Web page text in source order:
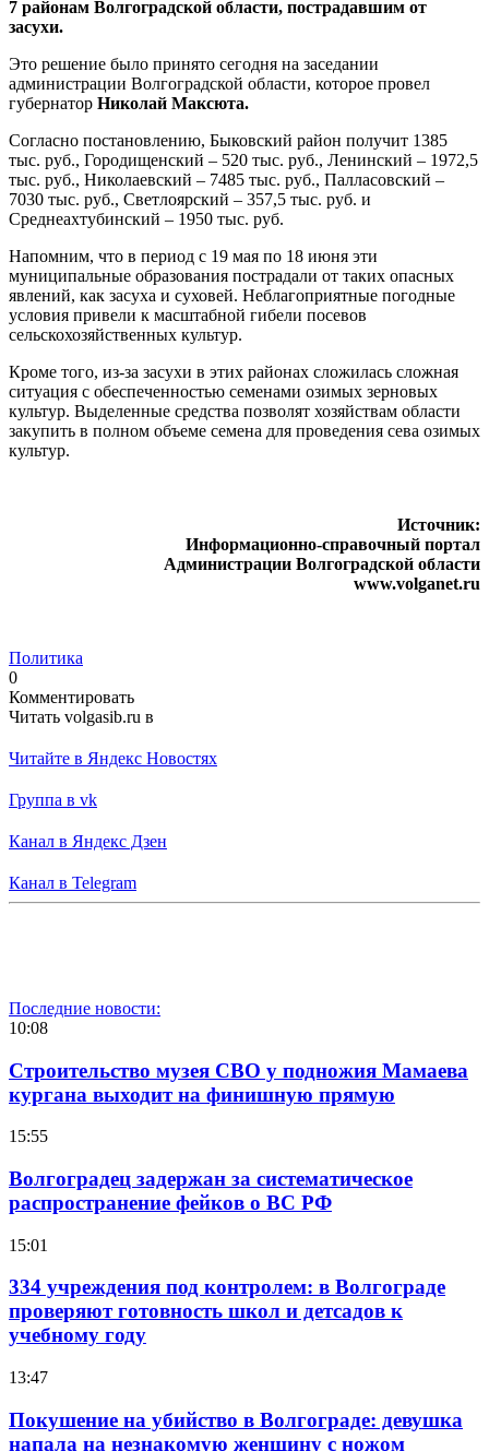
7 районам Волгоградской области, пострадавшим от
засухи.
Это решение было принято сегодня на заседании
администрации Волгоградской области, которое провел
губернатор Николай Максюта.
Согласно постановлению, Быковский район получит 1385
тыс. руб., Городищенский – 520 тыс. руб., Ленинский – 1972,5
тыс. руб., Николаевский – 7485 тыс. руб., Палласовский –
7030 тыс. руб., Светлоярский – 357,5 тыс. руб. и
Среднеахтубинский – 1950 тыс. руб.
Напомним, что в период с 19 мая по 18 июня эти
муниципальные образования пострадали от таких опасных
явлений, как засуха и суховей. Неблагоприятные погодные
условия привели к масштабной гибели посевов
сельскохозяйственных культур.
Кроме того, из-за засухи в этих районах сложилась сложная
ситуация с обеспеченностью семенами озимых зерновых
культур. Выделенные средства позволят хозяйствам области
закупить в полном объеме семена для проведения сева озимых
культур.
Источник:
Информационно-справочный портал
Администрации Волгоградской области
www.volganet.ru
Политика
0
Комментировать
Читать volgasib.ru в
Читайте в Яндекс Новостях
Группа в vk
Канал в Яндекс Дзен
Канал в Telegram
Последние новости:
10:08
Строительство музея СВО у подножия Мамаева
кургана выходит на финишную прямую
15:55
Волгоградец задержан за систематическое
распространение фейков о ВС РФ
15:01
334 учреждения под контролем: в Волгограде
проверяют готовность школ и детсадов к
учебному году
13:47
Покушение на убийство в Волгограде: девушка
напала на незнакомую женщину с ножом